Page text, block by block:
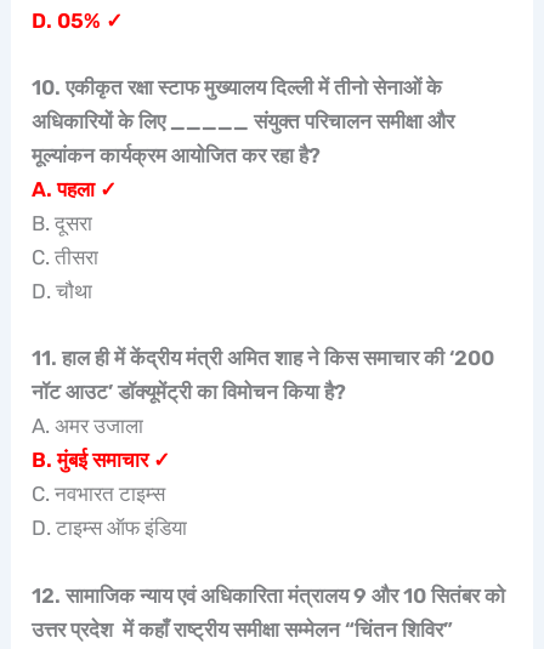
D. 05% ✓
10. एकीकृत रक्षा स्टाफ मुख्यालय दिल्ली में तीनो सेनाओं के
अधिकारियों के लिए _____ संयुक्त परिचालन समीक्षा और
मूल्यांकन कार्यक्रम आयोजित कर रहा है?
A. पहला ✓
B. दूसरा
C. तीसरा
D. चौथा
11. हाल ही में केंद्रीय मंत्री अमित शाह ने किस समाचार की ‘200
नॉट आउट’ डॉक्यूमेंट्री का विमोचन किया है?
A. अमर उजाला
B. मुंबई समाचार ✓
C. नवभारत टाइम्स
D. टाइम्स ऑफ इंडिया
12. सामाजिक न्याय एवं अधिकारिता मंत्रालय 9 और 10 सितंबर को
उत्तर प्रदेश में कहाँ राष्ट्रीय समीक्षा सम्मेलन “चिंतन शिविर”